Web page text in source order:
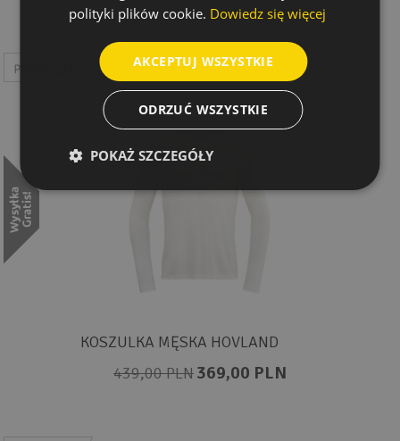
KOSZULKA MĘSKA HOVLAND
439,00 PLN369,00 PLN
polityki plików cookie. Dowiedz się więcej
AKCEPTUJ WSZYSTKIE
ODRZUĆ WSZYSTKIE
POKAŻ SZCZEGÓŁY